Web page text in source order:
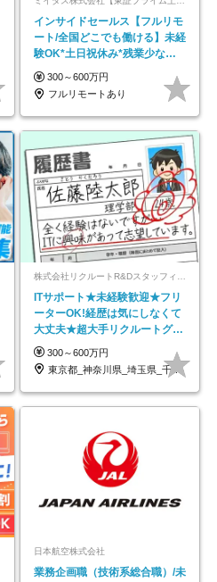
インサイドセールス【フルリモ
ート/全国どこでも働ける】未経
験OK*土日祝休み*残業少なめ*
在宅勤務手当あり
300～600万円
フルリモートあり
ITサポート★未経験歓迎★フリ
ーターOK!経歴は気にしなくて
大丈夫★超大手リクルートグル
ープの正社員/sg
300～600万円
東京都_神奈川県_埼玉県_千葉県_大阪府…
日本航空株式会社
業務企画職（技術系総合職）/未